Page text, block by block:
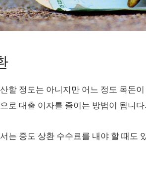
할 정도는 아니지만 어느 정도 목돈
로 대출 이자를 줄이는 방법이 됩니다.
는 중도 상환 수수료를 내야 할 때도